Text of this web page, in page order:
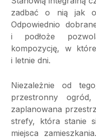
zadbać o nią jak o
Odpowiednio
i podłoże
kompozycję, w
i letnie dni.
Niezależnie od
przestronny
zaplanowana
strefy, która stanie
miejsca